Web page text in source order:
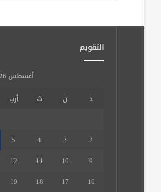
التقويم
أغسطس 2026
د
ن ث أرب
2
3
4
5
9
10
11
12
16
17
18
19